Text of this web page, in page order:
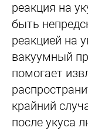
реакция на
быть
реакцией на
вакуумный
помогает
крайний
после укуса